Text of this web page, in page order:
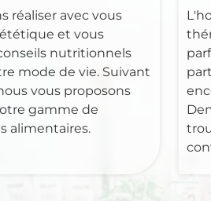
réaliser avec vous
et vous
nutritionnels
mode de vie. Suivant
vous proposons
gamme de
alimentaires.